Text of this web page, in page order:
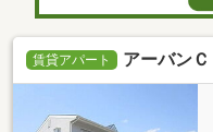
賃貸アパート アーバン